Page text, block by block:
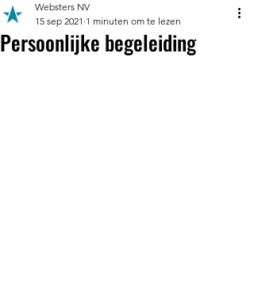
Persoonlijke begeleiding
Websters NV
15 sep 2021 1 minuten om te lezen